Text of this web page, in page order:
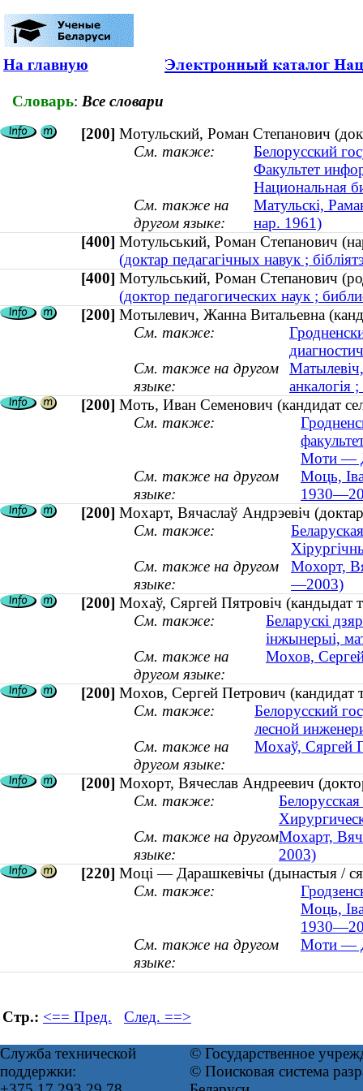
На главную
Словарь: Все словари
[200] Мотульский, Роман Степанович
См. также:
Белорусский
Факультет
Национальная
См. также на
другом языке:
Матульскі,
нар. 1961)
[400] Мотульський, Роман Степанович
(доктар педагагічных навук ;
[400] Мотульський, Роман Степанович
(доктор педагогических наук ;
[200] Мотылевич, Жанна Витальевна
См. также:
См. также на другом
языке:
анкалогія
[200] Моть, Иван Семенович (кандидат
См. также:
Моти —
См. также на другом
языке:
Моць,
[200] Мохарт, Вячаслаў Андрэевіч
См. также:
См. также на другом
языке:
Мохорт,
—2003)
[200] Мохаў, Сяргей Пятровіч (кандыдат
См. также:
Беларускі
інжынерыі,
См. также на
другом языке:
Мохов,
[200] Мохов, Сергей Петрович (кандидат
См. также:
Белорусский
лесной
См. также на
другом языке:
Мохаў, Сяргей
[200] Мохорт, Вячеслав Андреевич
См. также:
См. также на другом
языке:
Мохарт,
2003)
[220] Моці — Дарашкевічы (дынастыя /
См. также:
Моць,
См. также на другом
языке:
Моти —
Стр.: <== Пред. След. ==>
Служба технической
поддержки:
© Государственное
© Поисковая система